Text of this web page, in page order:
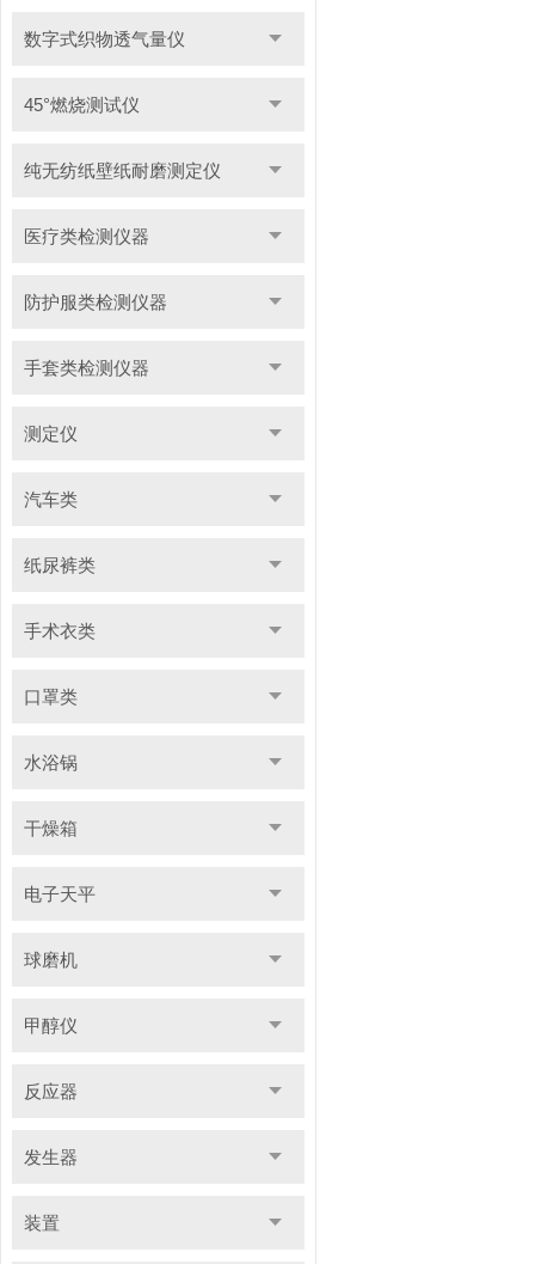
数字式织物透气量仪
45°燃烧测试仪
纯无纺纸壁纸耐磨测定仪
医疗类检测仪器
防护服类检测仪器
手套类检测仪器
测定仪
汽车类
纸尿裤类
手术衣类
口罩类
水浴锅
干燥箱
电子天平
球磨机
甲醇仪
反应器
发生器
装置